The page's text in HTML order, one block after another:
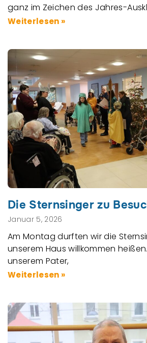
ganz im Zeichen des Jahres-
Weiterlesen »
Die Sternsinger zu
Januar 5, 2026
Am Montag durften wir die
unserem Haus willkommen
unserem Pater,
Weiterlesen »